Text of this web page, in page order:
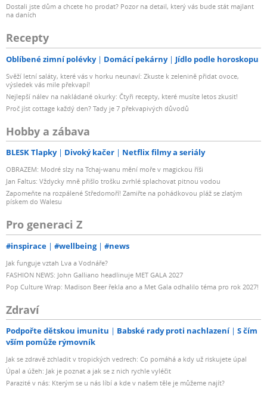
Dostali jste dům a chcete ho prodat? Pozor na detail, který vás bude stát majlant
na daních
Recepty
Oblíbené zimní polévky Domácí pekárny Jídlo podle horoskopu
Svěží letní saláty, které vás v horku neunaví: Zkuste k zelenině přidat ovoce,
výsledek vás mile překvapí!
Nejlepší nálev na nakládané okurky: Čtyři recepty, které musíte letos zkusit!
Proč jíst cottage každý den? Tady je 7 překvapivých důvodů
Hobby a zábava
BLESK Tlapky Divoký kačer Netflix filmy a seriály
OBRAZEM: Modré slzy na Tchaj-wanu mění moře v magickou říši
Jan Faltus: Vždycky mně přišlo trošku zvrhlé splachovat pitnou vodou
Zapomeňte na rozpálené Středomoří! Zamiřte na pohádkovou pláž se zlatým
pískem do Walesu
Pro generaci Z
#inspirace #wellbeing #news
Jak funguje vztah Lva a Vodnáře?
FASHION NEWS: John Galliano headlinuje MET GALA 2027
Pop Culture Wrap: Madison Beer řekla ano a Met Gala odhalilo téma pro rok 2027!
Zdraví
Podpořte dětskou imunitu Babské rady proti nachlazení
S čím
vším pomůže rýmovník
Jak se zdravě zchladit v tropických vedrech: Co pomáhá a kdy už riskujete úpal
Úpal a úžeh: Jak je poznat a jak se z nich rychle vyléčit
Parazité v nás: Kterým se u nás líbí a kde v našem těle je můžeme najít?